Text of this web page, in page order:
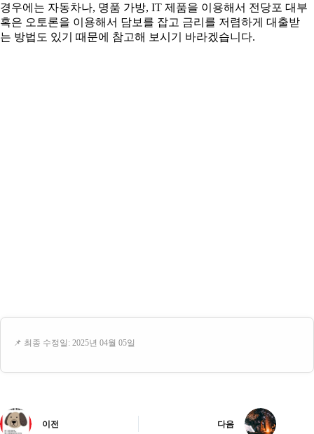
경우에는 자동차나, 명품 가방, IT 제품을 이용해서 전당포 대부
혹은 오토론을 이용해서 담보를 잡고 금리를 저렴하게 대출받
는 방법도 있기 때문에 참고해 보시기 바라겠습니다.
📌 최종 수정일: 2025년 04월 05일
이전 다음